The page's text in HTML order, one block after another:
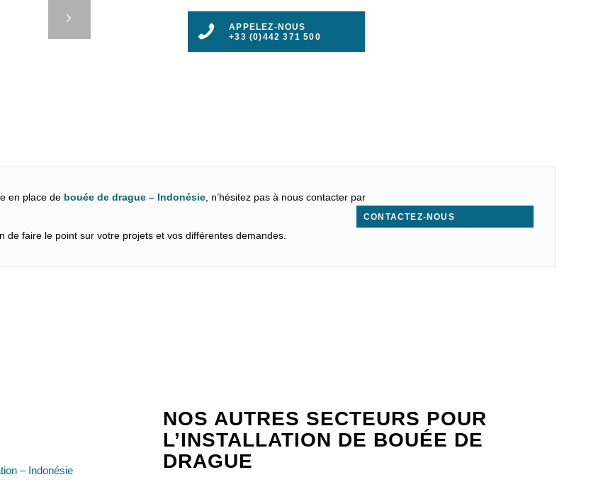
APPELEZ-NOUS
+33 (0)442 371 500
en place de bouée de drague – Indonésie , n’hésitez pas à nous contacter par
faire le point sur votre projets et vos différentes demandes.
CONTACTEZ-NOUS
– Indonésie
NOS AUTRES SECTEURS POUR
L’INSTALLATION DE BOUÉE DE
DRAGUE